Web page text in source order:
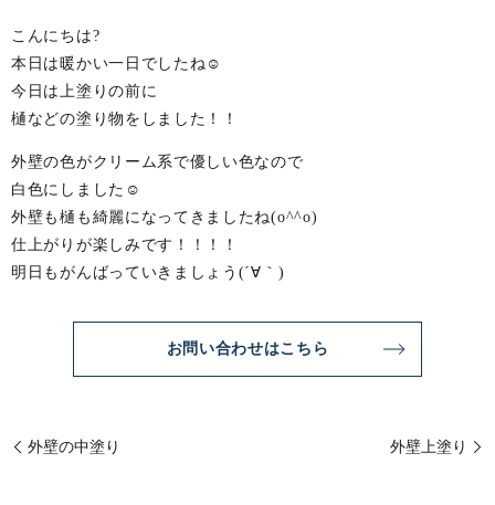
こんにちは?
本日は暖かい一日でしたね☺︎
今日は上塗りの前に
樋などの塗り物をしました！！
外壁の色がクリーム系で優しい色なので
白色にしました☺️
外壁も樋も綺麗になってきましたね(o^^o)
仕上がりが楽しみです！！！！
明日もがんばっていきましょう(´∀｀)
お問い合わせはこちら
外壁の中塗り 外壁上塗り